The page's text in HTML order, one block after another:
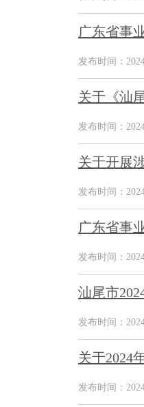
广东省事
发布时间：
关于《汕
发布时间：
关于开展
发布时间：
广东省事
发布时间：
汕尾市
发布时间：
关于2024
发布时间：